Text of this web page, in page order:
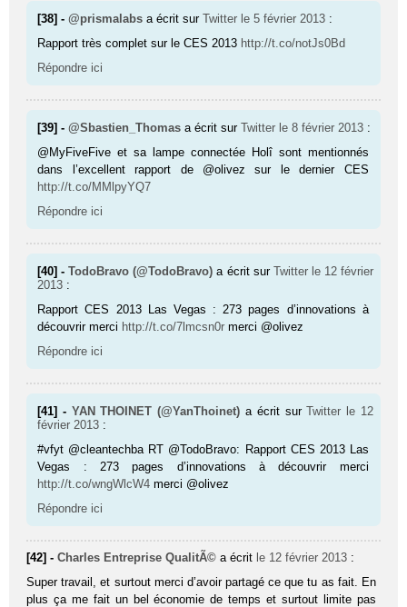
[38] -@prismalabs a écrit surTwitter le 5 février 2013 :
Rapport très complet sur le CES 2013 http://t.co/notJs0Bd
Répondre ici
[39] -@Sbastien_Thomas a écrit surTwitter le 8 février 2013 :
@MyFiveFive et sa lampe connectée Holî sont mentionnés
dans l’excellent rapport de @olivez sur le dernier CES
http://t.co/MMlpyYQ7
Répondre ici
[40] -TodoBravo (@TodoBravo) a écrit sur Twitter le 12 février
2013 :
Rapport CES 2013 Las Vegas : 273 pages d’innovations à
découvrir merci http://t.co/7lmcsn0r merci @olivez
Répondre ici
[41] - YAN THOINET (@YanThoinet) a écrit surTwitter le 12
février 2013 :
#vfyt @cleantechba RT @TodoBravo: Rapport CES 2013 Las
Vegas : 273 pages d’innovations à découvrir merci
http://t.co/wngWlcW4 merci @olivez
Répondre ici
[42] -Charles Entreprise QualitÃ© a écrit le 12 février 2013 :
Super travail, et surtout merci d’avoir partagé ce que tu as fait. En
plus ça me fait un bel économie de temps et surtout limite pas